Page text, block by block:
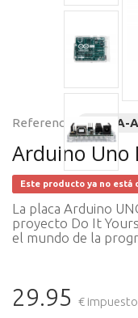
Referencia PLACA-
Arduino Uno
Este producto ya no está
La placa Arduino
proyecto Do It
el mundo de la
29.95 €